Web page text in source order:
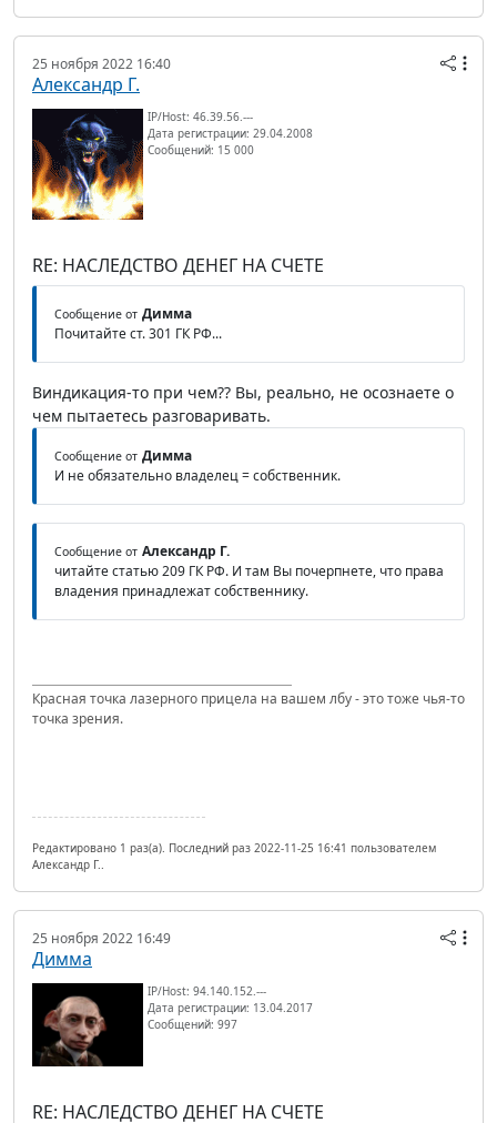
25 ноября 2022 16:40
Александр Г.
IP/Host: 46.39.56.---
Дата регистрации: 29.04.2008
Сообщений: 15 000
RE: НАСЛЕДСТВО ДЕНЕГ НА СЧЕТЕ
Сообщение от Димма
Почитайте ст. 301 ГК РФ...
Виндикация-то при чем?? Вы, реально, не осознаете о
чем пытаетесь разговаривать.
Сообщение от Димма
И не обязательно владелец = собственник.
Сообщение от Александр Г.
читайте статью 209 ГК РФ. И там Вы почерпнете, что права
владения принадлежат собственнику.
Красная точка лазерного прицела на вашем лбу - это тоже чья-то
точка зрения.
Редактировано 1 раз(а). Последний раз 2022-11-25 16:41 пользователем
Александр Г..
25 ноября 2022 16:49
Димма
IP/Host: 94.140.152.---
Дата регистрации: 13.04.2017
Сообщений: 997
RE: НАСЛЕДСТВО ДЕНЕГ НА СЧЕТЕ